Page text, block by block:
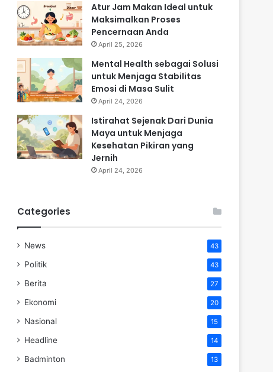
Atur Jam Makan Ideal untuk
Maksimalkan Proses
Pencernaan Anda
April 25, 2026
Mental Health sebagai Solusi
untuk Menjaga Stabilitas
Emosi di Masa Sulit
April 24, 2026
Istirahat Sejenak Dari Dunia
Maya untuk Menjaga
Kesehatan Pikiran yang
Jernih
April 24, 2026
Categories
News 43
Politik 43
Berita 27
Ekonomi 20
Nasional 15
Headline 14
Badminton 13